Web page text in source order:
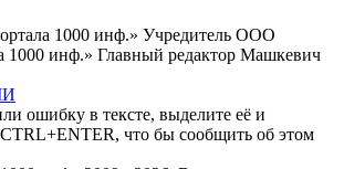
1000 инф.» Учредитель ООО
1000 инф.» Главный редактор Машкевич
ошибку в тексте, выделите её и
что бы сообщить об этом